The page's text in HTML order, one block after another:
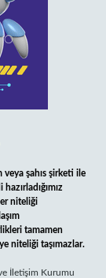
şahıs şirketi ile
niteliği
tamamen
niteliği taşımazlar.
İletişim Kurumu